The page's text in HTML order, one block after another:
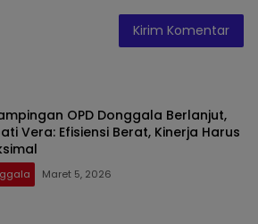
OPD Donggala Berlanjut,
Vera: Efisiensi Berat, Kinerja Harus
Maret 5, 2026